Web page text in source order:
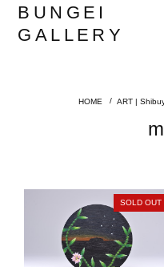
BUNGEI
GALLERY
ART |
SOLD OUT